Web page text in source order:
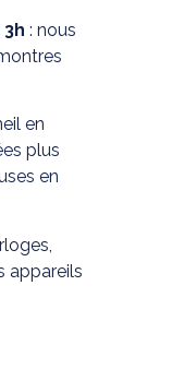
: nous
en
plus
en
appareils